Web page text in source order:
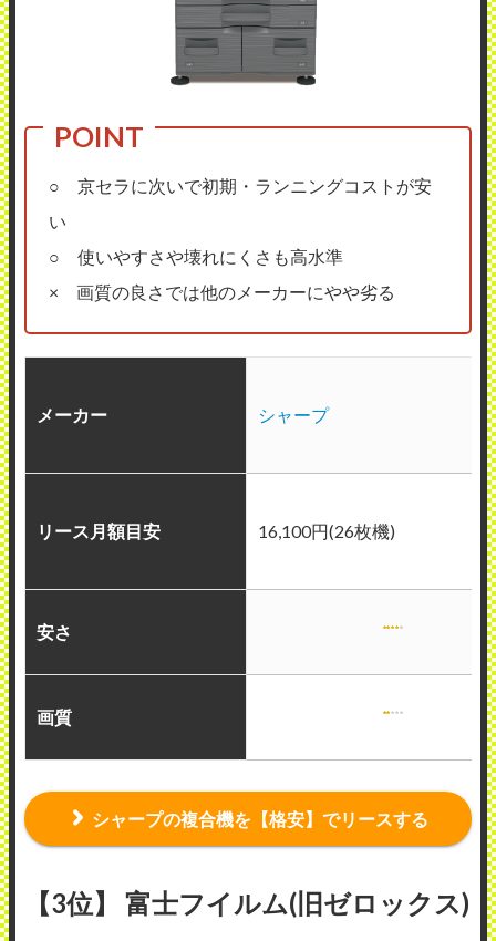
○ 京セラに次いで初期・ランニングコストが安
い
○ 使いやすさや壊れにくさも高水準
× 画質の良さでは他のメーカーにやや劣る
メーカー シャープ
リース月額目安 16,100円(26枚機)
安さ
画質
シャープの複合機を【格安】でリースする
【3位】 富士フイルム(旧ゼロックス)